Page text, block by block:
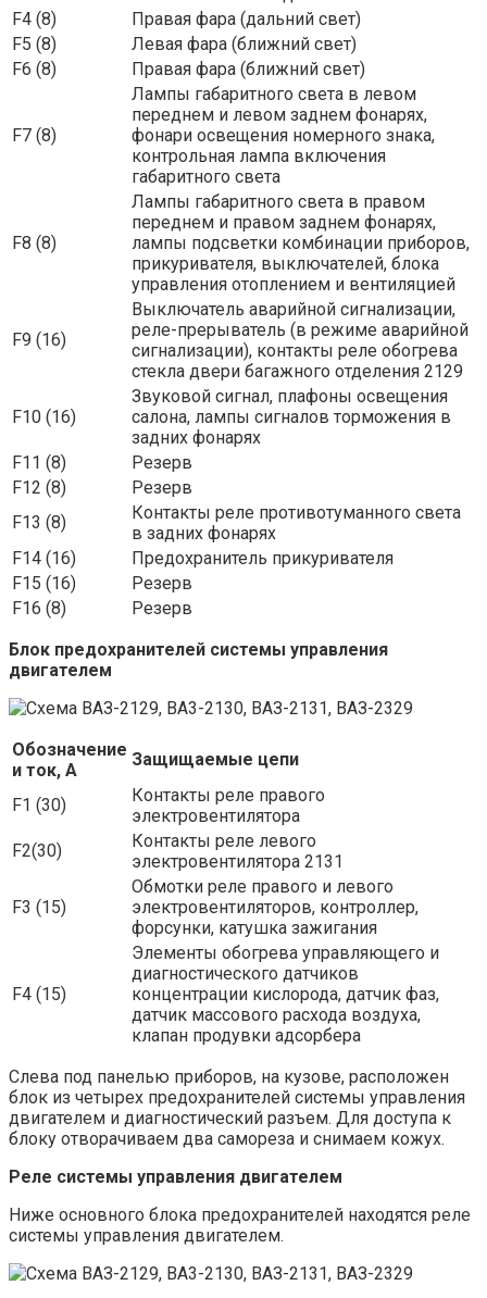
F4 (8)
Правая фара (дальний свет)
F5 (8)
Левая фара (ближний свет)
F6 (8)
Правая фара (ближний свет)
F7 (8)
Лампы габаритного света в левом
переднем и левом заднем фонарях,
фонари освещения номерного знака,
контрольная лампа включения
габаритного света
F8 (8)
Лампы габаритного света в правом
переднем и правом заднем фонарях,
лампы подсветки комбинации приборов,
прикуривателя, выключателей, блока
управления отоплением и вентиляцией
F9 (16)
Выключатель аварийной сигнализации,
реле-прерыватель (в режиме аварийной
сигнализации), контакты реле обогрева
стекла двери багажного отделения 2129
F10 (16)
Звуковой сигнал, плафоны освещения
салона, лампы сигналов торможения в
задних фонарях
F11 (8)
Резерв
F12 (8)
Резерв
F13 (8)
Контакты реле противотуманного света
в задних фонарях
F14 (16)
Предохранитель прикуривателя
F15 (16)
Резерв
F16 (8)
Резерв
Блок предохранителей системы управления
двигателем
Обозначение
и ток, А
Защищаемые цепи
F1 (30)
Контакты реле правого
электровентилятора
F2(30)
Контакты реле левого
электровентилятора 2131
F3 (15)
Обмотки реле правого и левого
электровентиляторов, контроллер,
форсунки, катушка зажигания
F4 (15)
Элементы обогрева управляющего и
диагностического датчиков
концентрации кислорода, датчик фаз,
датчик массового расхода воздуха,
клапан продувки адсорбера
Слева под панелью приборов, на кузове, расположен
блок из четырех предохранителей системы управления
двигателем и диагностический разъем. Для доступа к
блоку отворачиваем два самореза и снимаем кожух.
Реле системы управления двигателем
Ниже основного блока предохранителей находятся реле
системы управления двигателем.